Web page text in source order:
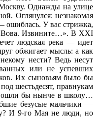
Однажды на улице
Оглянулся: незнакомая
У вас стрижка,
Вова. Извините…». В XXI
людская река — идет
обжигает мысль: а как
нести? Ведь несут
или не успевших
Их сыновьям было бы
шестьдесят, правнукам
бы нынче в школу…
безусые мальчики —
И 9-го Мая не люди, но